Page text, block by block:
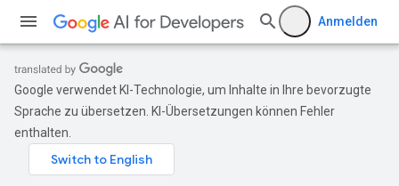
Anmelden
Google verwendet KI-Technologie, um Inhalte in Ihre bevorzugte
Sprache zu übersetzen. KI-Übersetzungen können Fehler
enthalten.